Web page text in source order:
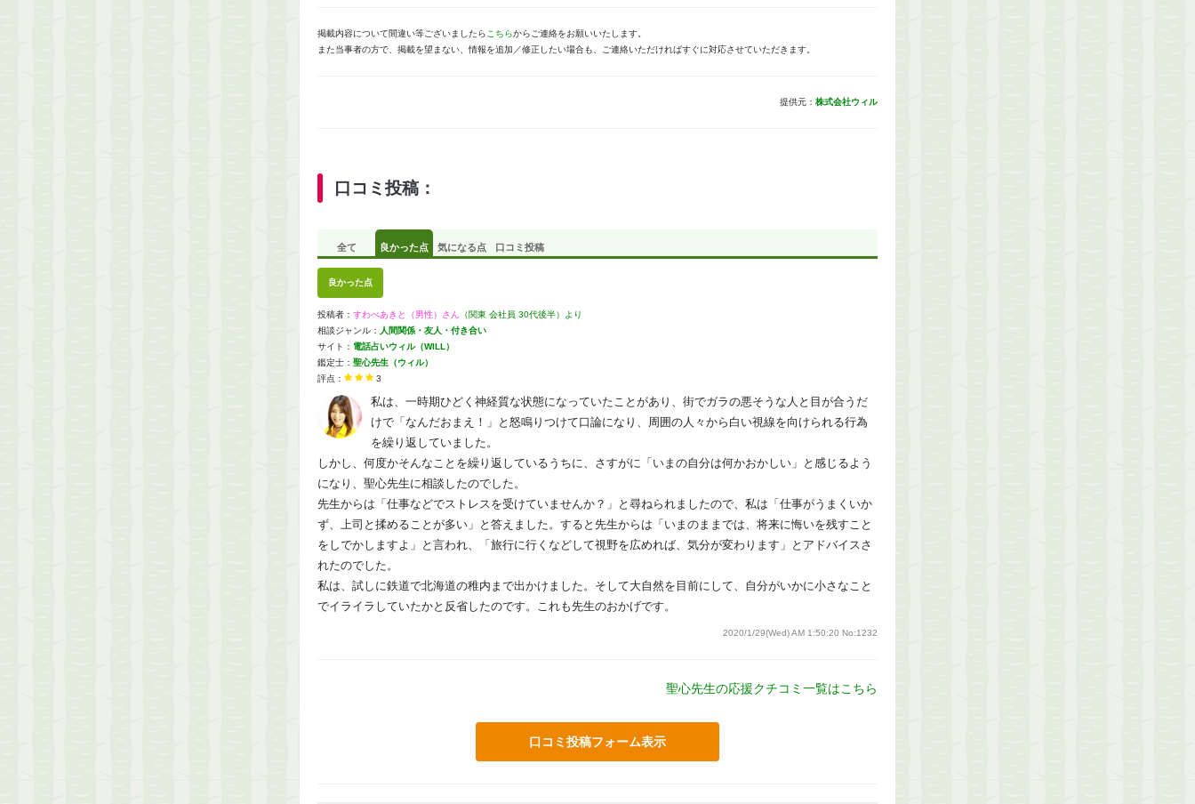
掲載内容について間違い等ございましたらこちらからご連絡をお願いいたします。
また当事者の方で、掲載を望まない、情報を追加／修正したい場合も、ご連絡いただければすぐに対応させていただきます。
提供元： 株式会社ウィル
口コミ投稿：
全て 良かった点 気になる点 口コミ投稿
良かった点
投稿者： すわべあきと（男性）さん （関東 会社員 30代後半）より
相談ジャンル： 人間関係・友人・付き合い
サイト： 電話占いウィル（WILL）
鑑定士： 聖心先生（ウィル）
評点：
3
私は、一時期ひどく神経質な状態になっていたことがあり、街でガラの悪そうな人と目が合うだ
けで「なんだおまえ！」と怒鳴りつけて口論になり、周囲の人々から白い視線を向けられる行為
を繰り返していました。
しかし、何度かそんなことを繰り返しているうちに、さすがに「いまの自分は何かおかしい」と感じるよう
になり、聖心先生に相談したのでした。
先生からは「仕事などでストレスを受けていませんか？」と尋ねられましたので、私は「仕事がうまくいか
ず、上司と揉めることが多い」と答えました。すると先生からは「いまのままでは、将来に悔いを残すこと
をしでかしますよ」と言われ、「旅行に行くなどして視野を広めれば、気分が変わります」とアドバイスさ
れたのでした。
私は、試しに鉄道で北海道の稚内まで出かけました。そして大自然を目前にして、自分がいかに小さなこと
でイライラしていたかと反省したのです。これも先生のおかげです。
2020/1/29(Wed) AM 1:50:20 No:1232
聖心先生の応援クチコミ一覧はこちら
口コミ投稿フォーム表示